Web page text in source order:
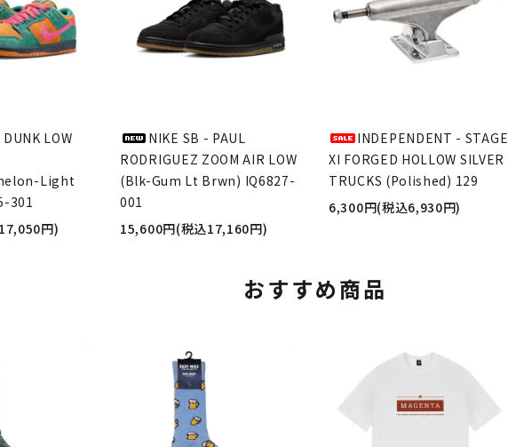
LOW
Light
301
円)
NIKE SB - PAUL
RODRIGUEZ ZOOM AIR LOW
(Blk-Gum Lt Brwn) IQ6827-
001
15,600円(税込17,160円)
INDEPENDENT - STAGE
XI FORGED HOLLOW SILVER
TRUCKS (Polished) 129
6,300円(税込6,930円)
おすすめ商品